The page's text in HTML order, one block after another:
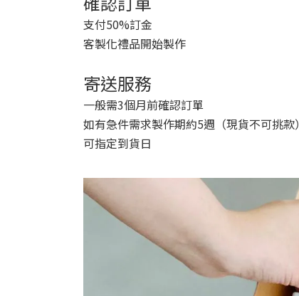
支付50%訂金
客製化禮品開始製作
寄送服務
一般需3個月前確認訂單
如有急件需求製作期約5週（現貨不可挑款）
可指定到貨日